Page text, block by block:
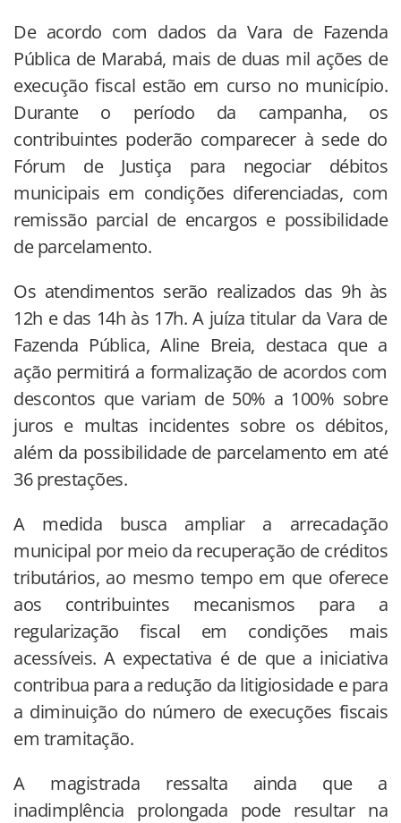
De acordo com dados da Vara de Fazenda
Pública de Marabá, mais de duas mil ações de
execução fiscal estão em curso no município.
Durante o período da campanha, os
contribuintes poderão comparecer à sede do
Fórum de Justiça para negociar débitos
municipais em condições diferenciadas, com
remissão parcial de encargos e possibilidade
de parcelamento.
Os atendimentos serão realizados das 9h às
12h e das 14h às 17h. A juíza titular da Vara de
Fazenda Pública, Aline Breia, destaca que a
ação permitirá a formalização de acordos com
descontos que variam de 50% a 100% sobre
juros e multas incidentes sobre os débitos,
além da possibilidade de parcelamento em até
36 prestações.
A medida busca ampliar a arrecadação
municipal por meio da recuperação de créditos
tributários, ao mesmo tempo em que oferece
aos contribuintes mecanismos para a
regularização fiscal em condições mais
acessíveis. A expectativa é de que a iniciativa
contribua para a redução da litigiosidade e para
a diminuição do número de execuções fiscais
em tramitação.
A magistrada ressalta ainda que a
inadimplência prolongada pode resultar na